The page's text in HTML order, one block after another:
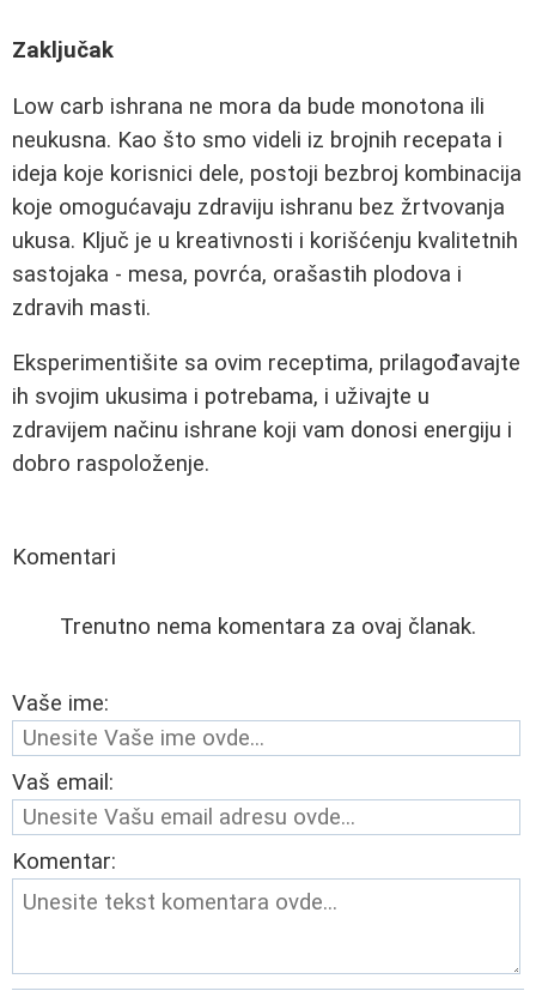
Zaključak
Low carb ishrana ne mora da bude monotona ili
neukusna. Kao što smo videli iz brojnih recepata i
ideja koje korisnici dele, postoji bezbroj kombinacija
koje omogućavaju zdraviju ishranu bez žrtvovanja
ukusa. Ključ je u kreativnosti i korišćenju kvalitetnih
sastojaka - mesa, povrća, orašastih plodova i
zdravih masti.
Eksperimentišite sa ovim receptima, prilagođavajte
ih svojim ukusima i potrebama, i uživajte u
zdravijem načinu ishrane koji vam donosi energiju i
dobro raspoloženje.
Komentari
Trenutno nema komentara za ovaj članak.
Vaše ime:
Vaš email:
Komentar: